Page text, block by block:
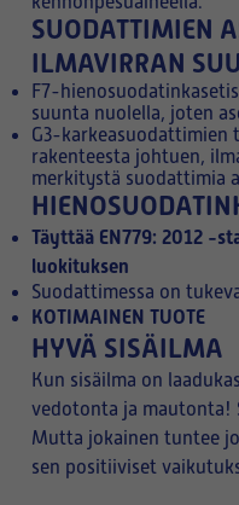
SUODATTIMIEN
ILMAVIRRAN
F7-
suunta nuolella, joten
G3-karkeasuodattimien
rakenteesta johtuen,
merkitystä suodattimia
Täyttää EN779: 2012 -
luokituksen
Suodattimessa on
KOTIMAINEN TUOTE
HYVÄ SISÄILMA
Kun sisäilma on
vedotonta ja mautonta!
Mutta jokainen tuntee
sen positiiviset